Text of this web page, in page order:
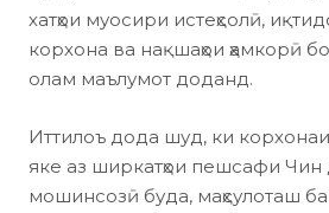
хатҳои муосири истеҳсолӣ,
корхона ва нақшаҳои ҳамкорӣ
олам маълумот доданд.
Иттилоъ дода шуд, ки
яке аз ширкатҳои пешсафи Чин
мошинсозӣ буда, маҳсулоташ ба